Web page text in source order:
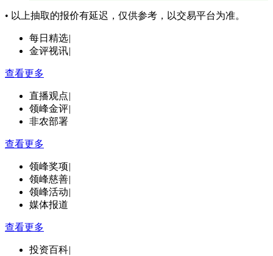
• 以上抽取的报价有延迟，仅供参考，以交易平台为准。
每日精选|
金评视讯|
查看更多
直播观点|
领峰金评|
非农部署
查看更多
领峰奖项|
领峰慈善|
领峰活动|
媒体报道
查看更多
投资百科|